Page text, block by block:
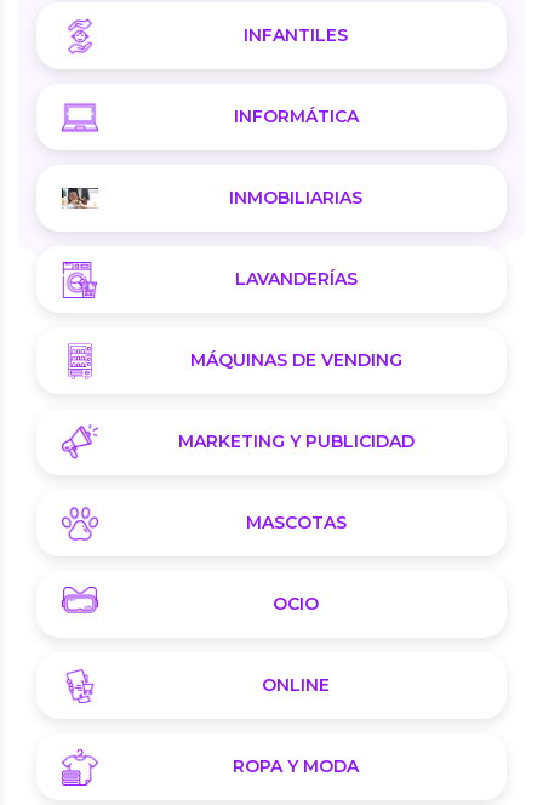
INFANTILES
INFORMÁTICA
INMOBILIARIAS
LAVANDERÍAS
MÁQUINAS DE VENDING
MARKETING Y PUBLICIDAD
MASCOTAS
OCIO
ONLINE
ROPA Y MODA